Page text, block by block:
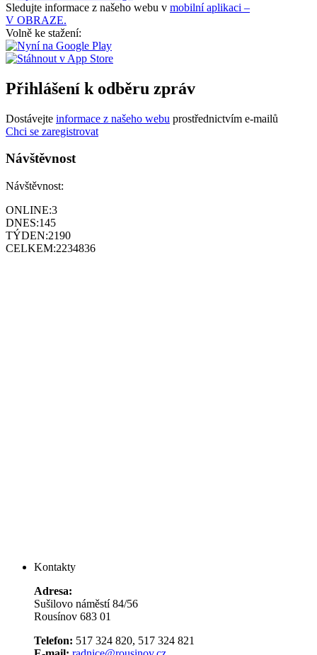
Sledujte informace z našeho webu v mobilní aplikaci –
V OBRAZE.
Volně ke stažení:
Přihlášení k odběru zpráv
Dostávejte informace z našeho webu prostřednictvím e-mailů
Chci se zaregistrovat
Návštěvnost
Návštěvnost:
ONLINE:3
DNES:145
TÝDEN:2190
CELKEM:2234836
Kontakty
Adresa:
Sušilovo náměstí 84/56
Rousínov 683 01
Telefon: 517 324 820, 517 324 821